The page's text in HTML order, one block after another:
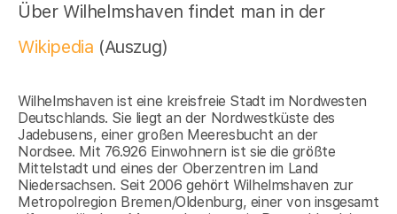
Über Wilhelmshaven findet man in der
Wikipedia (Auszug)
Wilhelmshaven ist eine kreisfreie Stadt im Nordwesten
Deutschlands. Sie liegt an der Nordwestküste des
Jadebusens, einer großen Meeresbucht an der
Nordsee. Mit 76.926 Einwohnern ist sie die größte
Mittelstadt und eines der Oberzentren im Land
Niedersachsen. Seit 2006 gehört Wilhelmshaven zur
Metropolregion Bremen/Oldenburg, einer von insgesamt